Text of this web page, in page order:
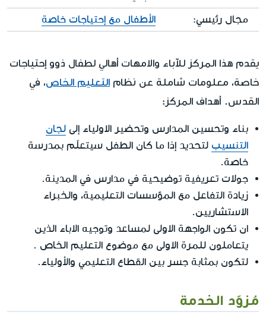
مجال رئيسي: الأطفال مع إحتياجات خاصة
يقدم هذا المركز للآباء والامهات أهالي لطفال ذوو إحتياجات
خاصة، معلومات شاملة عن نظام التعليم الخاص ، في
القدس. أهداف المركز:
بناء وتحسين المدارس وتحضير الاولياء إلى لجان
التنسيب لتحديد إذا ما كان الطفل سيتعلّم بمدرسة
خاصة.
جولات تعريفية توضيحية في مدارس في المدينة.
زيادة التفاعل مع المؤسسات التعليمية، والخبراء
الاستشاريين.
ان تكون الواجهة الاولى لمساعد وتوجيه الاباء الذين
يتعاملون للمرة الاولى مع موضوع التعليم الخاص .
لتكون بمثابة جسر بين القطاع التعليمي والأولياء.
مُزوّد الخدمة